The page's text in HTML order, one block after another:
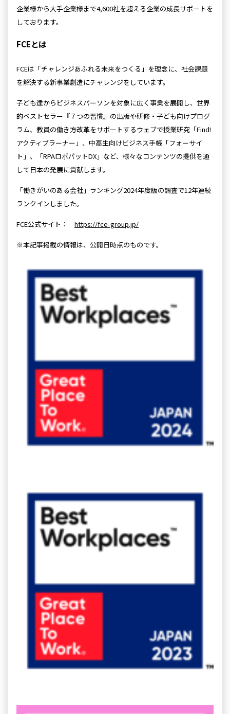
企業様から大手企業様まで4,600社を超える企業の成長サポートを
しております。
FCEとは
FCEは「チャレンジあふれる未来をつくる」を理念に、社会課題
を解決する新事業創造にチャレンジをしています。
子ども達からビジネスパーソンを対象に広く事業を展開し、世界
的ベストセラー『７つの習慣』の出版や研修・子ども向けプログ
ラム、教員の働き方改革をサポートするウェブで授業研究「Find!
アクティブラーナー」、中高生向けビジネス手帳「フォーサイ
ト」、「RPAロボパットDX」など、様々なコンテンツの提供を通
して日本の発展に貢献します。
「働きがいのある会社」ランキング2024年度版の調査で12年連続
ランクインしました。
FCE公式サイト： https://fce-group.jp/
※本記事掲載の情報は、公開日時点のものです。